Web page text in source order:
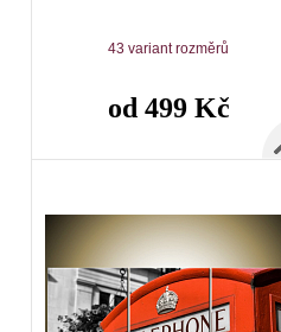
43 variant rozměrů
od 499 Kč